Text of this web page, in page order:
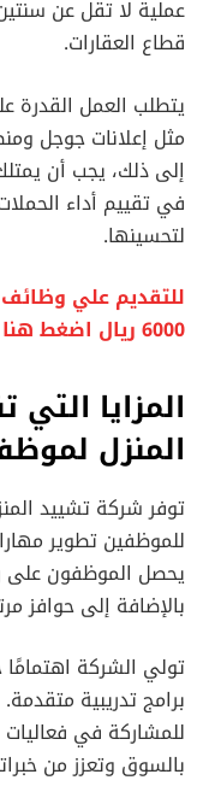
عملية لا تقل عن
قطاع العقارات.
يتطلب العمل القدرة
مثل إعلانات جوجل
إلى ذلك، يجب أن
في تقييم أداء
لتحسينها.
للتقديم علي
6000 ريال اضغط هنا
المزايا
المنزل
توفر شركة تشييد
للموظفين تطوير
يحصل الموظفون على
بالإضافة إلى حوافز
تولي الشركة
برامج تدريبية
للمشاركة في
بالسوق وتعزز من